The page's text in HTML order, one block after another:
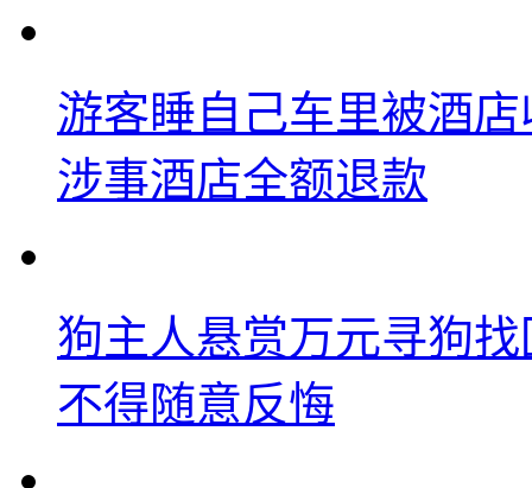
游客睡自己车里被酒
涉事酒店全额退款
狗主人悬赏万元寻狗
不得随意反悔